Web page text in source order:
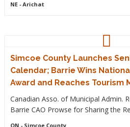
NE- Arichat
Simcoe County Launches
Calendar; Barrie Wins
Award and Reaches Tourism
Canadian Asso. of Municipal Admin.
Barrie CAO Prowse for Sharing the
ON - Simcoe County